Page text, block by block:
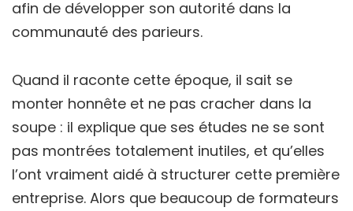
afin de développer son autorité dans la
communauté des parieurs.
Quand il raconte cette époque, il sait se
monter honnête et ne pas cracher dans la
soupe : il explique que ses études ne se sont
pas montrées totalement inutiles, et qu’elles
l’ont vraiment aidé à structurer cette première
entreprise. Alors que beaucoup de formateurs